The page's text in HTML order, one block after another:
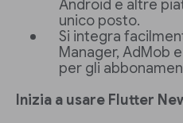
Android e altre
unico posto.
Si integra
Manager, AdMob
per gli
Inizia a usare Flutter